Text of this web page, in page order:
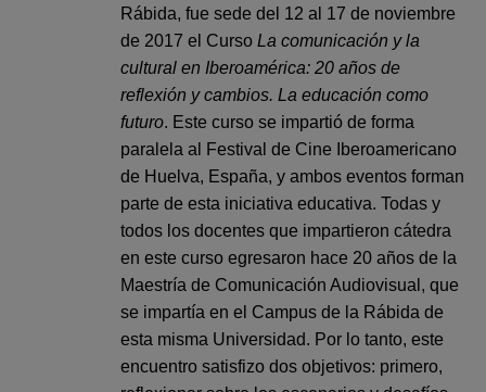
Rábida, fue sede del 12 al 17 de noviembre
de 2017 el Curso La comunicación y la
cultural en Iberoamérica: 20 años de
reflexión y cambios. La educación como
futuro. Este curso se impartió de forma
paralela al Festival de Cine Iberoamericano
de Huelva, España, y ambos eventos forman
parte de esta iniciativa educativa. Todas y
todos los docentes que impartieron cátedra
en este curso egresaron hace 20 años de la
Maestría de Comunicación Audiovisual, que
se impartía en el Campus de la Rábida de
esta misma Universidad. Por lo tanto, este
encuentro satisfizo dos objetivos: primero,